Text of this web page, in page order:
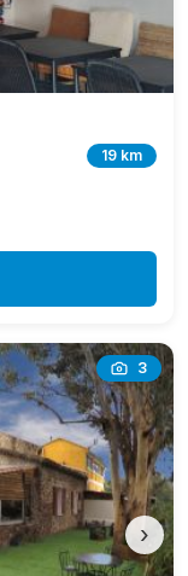
19 km
3
›